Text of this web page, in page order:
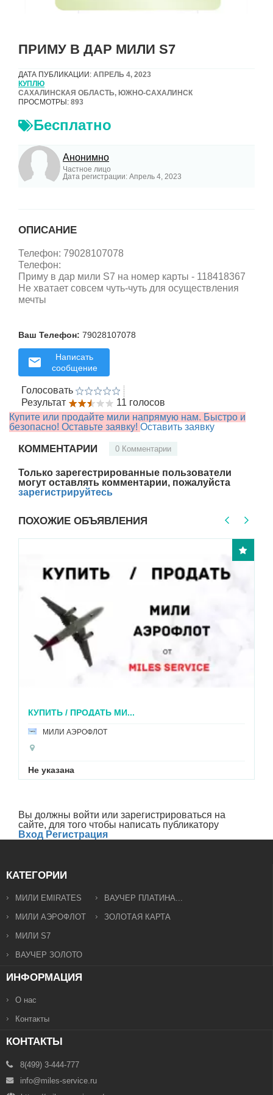
ПРИМУ В ДАР МИЛИ S7
ДАТА ПУБЛИКАЦИИ: АПРЕЛЬ 4, 2023
КУПЛЮ
САХАЛИНСКАЯ ОБЛАСТЬ, ЮЖНО-САХАЛИНСК
ПРОСМОТРЫ: 893
Бесплатно
Анонимно
Частное лицо
Дата регистрации: Апрель 4, 2023
ОПИСАНИЕ
Телефон: 79028107078
Телефон:
Приму в дар мили S7 на номер карты - 118418367
Не хватает совсем чуть-чуть для осуществления
мечты
Ваш Телефон: 79028107078
Написать
сообщение
Голосовать
Результат
11 голосов
Купите или продайте мили напрямую нам. Быстро и
безопасно! Оставьте заявку! Оставить заявку
КОММЕНТАРИИ 0 Комментарии
Только зарегестрированные пользователи
могут оставлять комментарии, пожалуйста
зарегистрируйтесь
ПОХОЖИЕ ОБЪЯВЛЕНИЯ
Вы должны войти или зарегистрироваться на
сайте, для того чтобы написать публикатору
Вход Регистрация
КАТЕГОРИИ
МИЛИ EMIRATES
МИЛИ АЭРОФЛОТ
МИЛИ S7
ВАУЧЕР ЗОЛОТО
ВАУЧЕР ПЛАТИНА...
ЗОЛОТАЯ КАРТА
ИНФОРМАЦИЯ
О нас
Контакты
КОНТАКТЫ
8(499) 3-444-777
info@miles-service.ru